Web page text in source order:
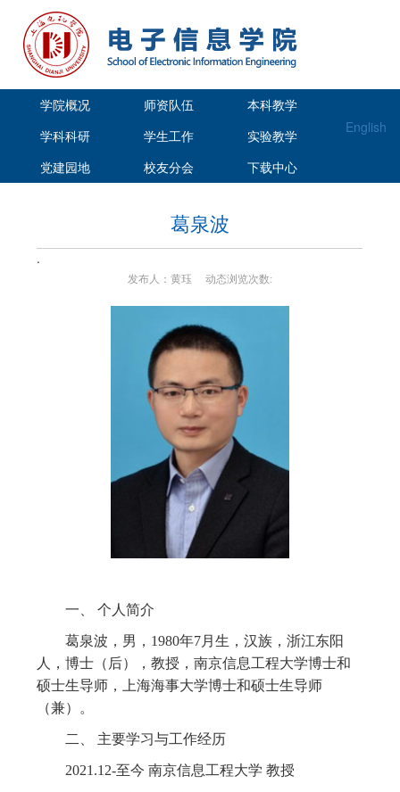
English
学院概况 师资队伍 本科教学
学科科研 学生工作 实验教学
党建园地 校友分会 下载中心
葛泉波
.
发布人：黄珏 动态浏览次数:
一、 个人简介
葛泉波，男，1980年7月生，汉族，浙江东阳
人，博士（后），教授，南京信息工程大学博士和
硕士生导师，上海海事大学博士和硕士生导师
（兼）。
二、 主要学习与工作经历
2021.12-至今 南京信息工程大学 教授